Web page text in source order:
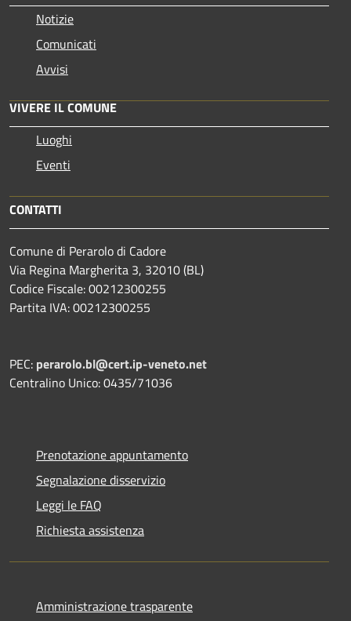
Notizie
Comunicati
Avvisi
VIVERE IL COMUNE
Luoghi
Eventi
CONTATTI
Comune di Perarolo di Cadore
Via Regina Margherita 3, 32010 (BL)
Codice Fiscale: 00212300255
Partita IVA: 00212300255
PEC: perarolo.bl@cert.ip-veneto.net
Centralino Unico: 0435/71036
Prenotazione appuntamento
Segnalazione disservizio
Leggi le FAQ
Richiesta assistenza
Amministrazione trasparente